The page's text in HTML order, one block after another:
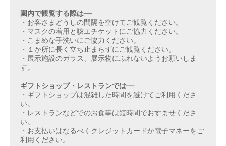
園内で観覧する際は──
・お客さまどうしの間隔を空けてご観覧ください。
・マスクの着用と咳エチケットにご協力ください。
・こまめな手洗いにご協力ください。
・１か所に長く立ち止まらずにご観覧ください。
・展示施設のガラス、展示物にふれないようお願いしま
す。
ギフトショップ・レストランでは──
・ギフトショップは混雑した時間を避けてご利用くださ
い。
・レストランなどでのお食事は短時間でおすませくださ
い。
・お支払いはなるべくクレジットカードか電子マネーをご
利用ください。